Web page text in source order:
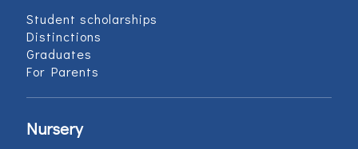
Student scholarships
Distinctions
Graduates
For Parents
Nursery